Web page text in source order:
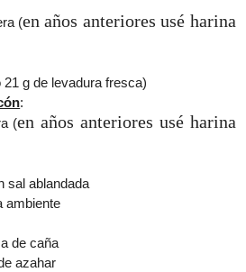
(en años anteriores usé harina
g de levadura fresca)
:
(en años anteriores usé harina
sal ablandada
ambiente
de caña
azahar